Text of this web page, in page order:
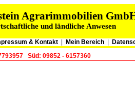
Agrarimmobilien
und ländliche Anwesen
& Kontakt| Mein Bereich
Süd: 09852 - 6157360